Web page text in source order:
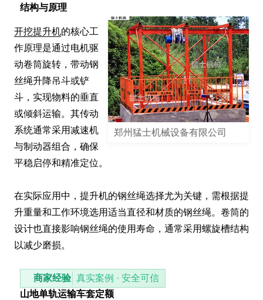
结构与原理
郑州猛士机械设备有限公司
开挖提升机的核心工
作原理是通过电机驱
动卷筒旋转，带动钢
丝绳升降吊斗或铲
斗，实现物料的垂直
或倾斜运输。其传动
系统通常采用减速机
与制动器组合，确保
平稳启停和精准定位。
在实际应用中，提升机的钢丝绳选择尤为关键，需根据提
升重量和工作环境选用适当直径和材质的钢丝绳。卷筒的
设计也直接影响钢丝绳的使用寿命，通常采用螺旋槽结构
以减少磨损。
商家经验 真实案例 · 安全可信
山地单轨运输车套定额